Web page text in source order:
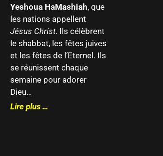
Yeshoua HaMashiah, que
les nations appellent
Jésus Christ. Ils célèbrent
le shabbat, les fêtes juives
et les fêtes de l’Eternel. Ils
se réunissent chaque
semaine pour adorer
Dieu…
Lire plus …